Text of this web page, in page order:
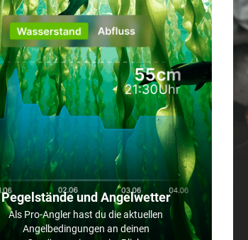
Pegelstände und Angelwetter
Als Pro-Angler hast du die aktuellen
Angelbedingungen an deinen